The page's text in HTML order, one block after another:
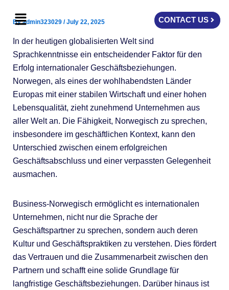
Menu CONTACT US
Byadmin323029 /July 22, 2025
In der heutigen globalisierten Welt sind
Sprachkenntnisse ein entscheidender Faktor für den
Erfolg internationaler Geschäftsbeziehungen.
Norwegen, als eines der wohlhabendsten Länder
Europas mit einer stabilen Wirtschaft und einer hohen
Lebensqualität, zieht zunehmend Unternehmen aus
aller Welt an. Die Fähigkeit, Norwegisch zu sprechen,
insbesondere im geschäftlichen Kontext, kann den
Unterschied zwischen einem erfolgreichen
Geschäftsabschluss und einer verpassten Gelegenheit
ausmachen.
Business-Norwegisch ermöglicht es internationalen
Unternehmen, nicht nur die Sprache der
Geschäftspartner zu sprechen, sondern auch deren
Kultur und Geschäftspraktiken zu verstehen. Dies fördert
das Vertrauen und die Zusammenarbeit zwischen den
Partnern und schafft eine solide Grundlage für
langfristige Geschäftsbeziehungen. Darüber hinaus ist